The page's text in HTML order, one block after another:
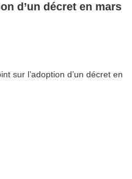
d’un décret en mars